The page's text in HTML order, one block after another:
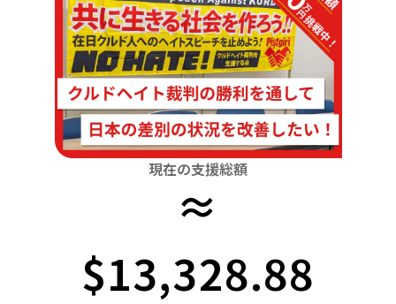
中国
四国
九州・沖縄
栃木 群馬 埼玉 千葉 東京
富山 石川 福井 山梨 長野
滋賀 京都 大阪 兵庫 奈良
岡山 広島 山口
佐賀 長崎 熊本 大分 宮崎
現在の支援総額
≈
$13,328.88